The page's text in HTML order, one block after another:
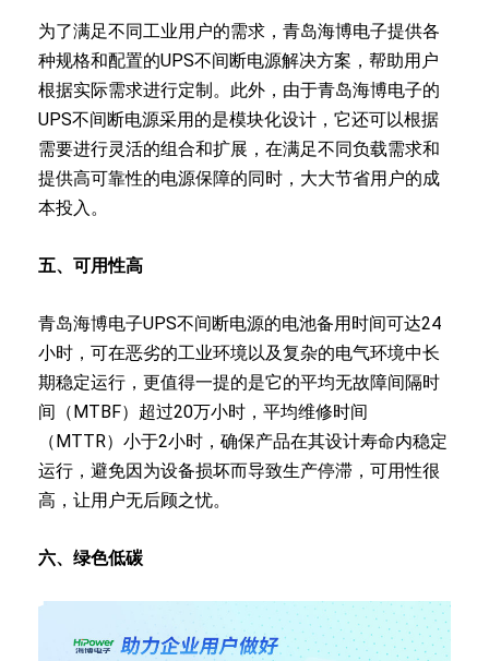
为了满足不同工业用户的需求，青岛海博电子提供各
种规格和配置的UPS不间断电源解决方案，帮助用户
根据实际需求进行定制。此外，由于青岛海博电子的
UPS不间断电源采用的是模块化设计，它还可以根据
需要进行灵活的组合和扩展，在满足不同负载需求和
提供高可靠性的电源保障的同时，大大节省用户的成
本投入。
五、可用性高
青岛海博电子UPS不间断电源的电池备用时间可达24
小时，可在恶劣的工业环境以及复杂的电气环境中长
期稳定运行，更值得一提的是它的平均无故障间隔时
间（MTBF）超过20万小时，平均维修时间
（MTTR）小于2小时，确保产品在其设计寿命内稳定
运行，避免因为设备损坏而导致生产停滞，可用性很
高，让用户无后顾之忧。
六、绿色低碳